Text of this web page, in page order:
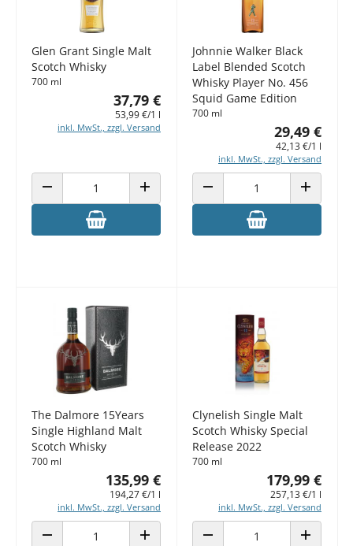
Glen Grant Single Malt
Scotch Whisky
700 ml
37,79 €
53,99 €/1 l
inkl. MwSt., zzgl. Versand
ANZAHL VERRINGERN ANZAHL ERHÖHEN
Johnnie Walker Black
Label Blended Scotch
Whisky Player No. 456
Squid Game Edition
700 ml
29,49 €
42,13 €/1 l
inkl. MwSt., zzgl. Versand
ANZAHL VERRINGERN ANZAHL
The Dalmore 15Years
Single Highland Malt
Scotch Whisky
700 ml
135,99 €
194,27 €/1 l
inkl. MwSt., zzgl. Versand
Clynelish Single Malt
Scotch Whisky Special
Release 2022
700 ml
179,99 €
257,13 €/1 l
inkl. MwSt., zzgl. Versand